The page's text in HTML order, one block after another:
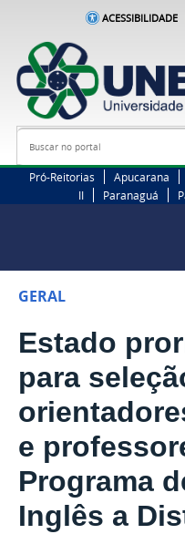
ACESSIBILIDADE
Busca
Pró-Reitorias Apucarana
II
Paranaguá
GERAL
Estado
para
e
Programa
Inglês a